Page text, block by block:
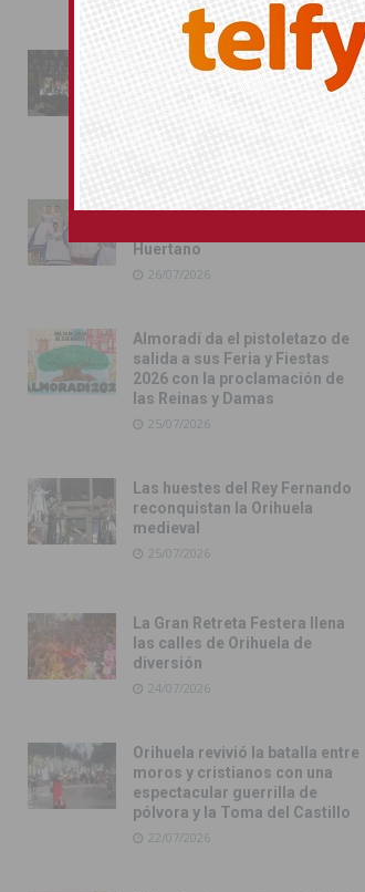
Pilar de la Horadada
conmemora con emoción el
40º aniversario de su
independencia como municipio
31/07/2026
Almoradí presume de raíces
Huertano
26/07/2026
Almoradí da el pistoletazo de
salida a sus Feria y Fiestas
2026 con la proclamación de
las Reinas y Damas
25/07/2026
Las huestes del Rey Fernando
reconquistan la Orihuela
medieval
25/07/2026
La Gran Retreta Festera llena
las calles de Orihuela de
diversión
24/07/2026
Orihuela revivió la batalla entre
moros y cristianos con una
espectacular guerrilla de
pólvora y la Toma del Castillo
22/07/2026